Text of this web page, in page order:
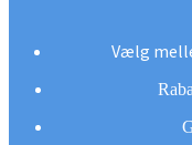
Vælg